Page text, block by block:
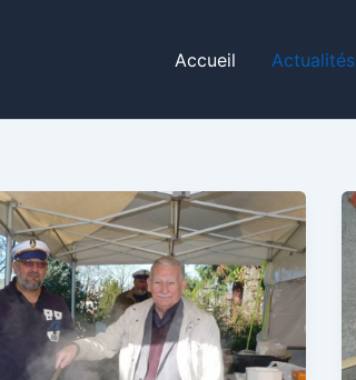
Accueil Actualités